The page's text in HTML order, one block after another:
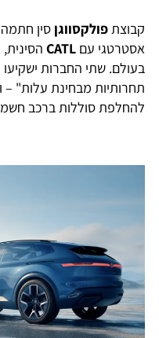
קבוצתפולקסווגן סין
אסטרטגי עם CATL
בעולם. שתי החברות
תחרותיות מבחינת עלות" –
להחלפת סוללות ברכב